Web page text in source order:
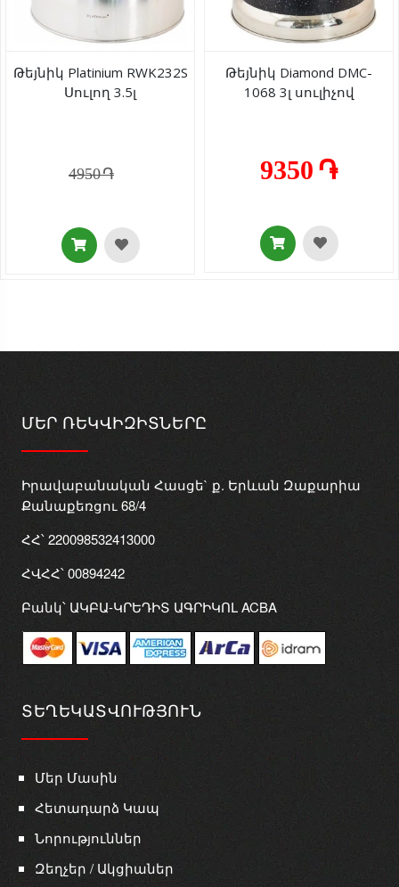
Թեյնիկ Platinium RWK232S
Սուլող 3.5լ
4950 ֏
Թեյնիկ Diamond DMC-
1068 3լ սուլիչով
9350 ֏
ՄԵՐ ՌԵԿՎԻԶԻՏՆԵՐԸ
Իրավաբանական Հասցե` ք. Երևան Զաքարիա
Քանաքեռցու 68/4
ՀՀ՝ 220098532413000
ՀՎՀՀ՝ 00894242
Բանկ՝ ԱԿԲԱ-ԿՐԵԴԻՏ ԱԳՐԻԿՈԼ ACBA
ՏԵՂԵԿԱՏՎՈՒԹՅՈՒՆ
Մեր Մասին
Հետադարձ Կապ
Նորություններ
Զեղչեր / Ակցիաներ